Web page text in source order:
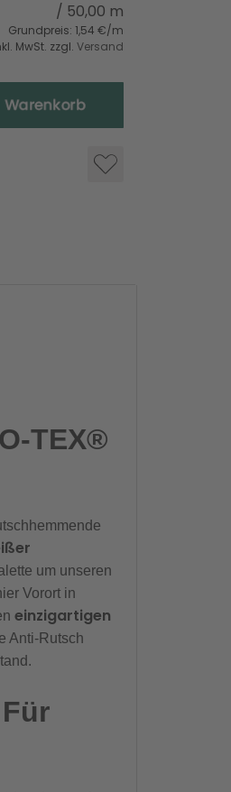
/ 50,00 m
Grundpreis: 1,54 €/m
MwSt. zzgl. Versand
TEX®
um unseren
Vorort in
einzigartigen
Anti-Rutsch